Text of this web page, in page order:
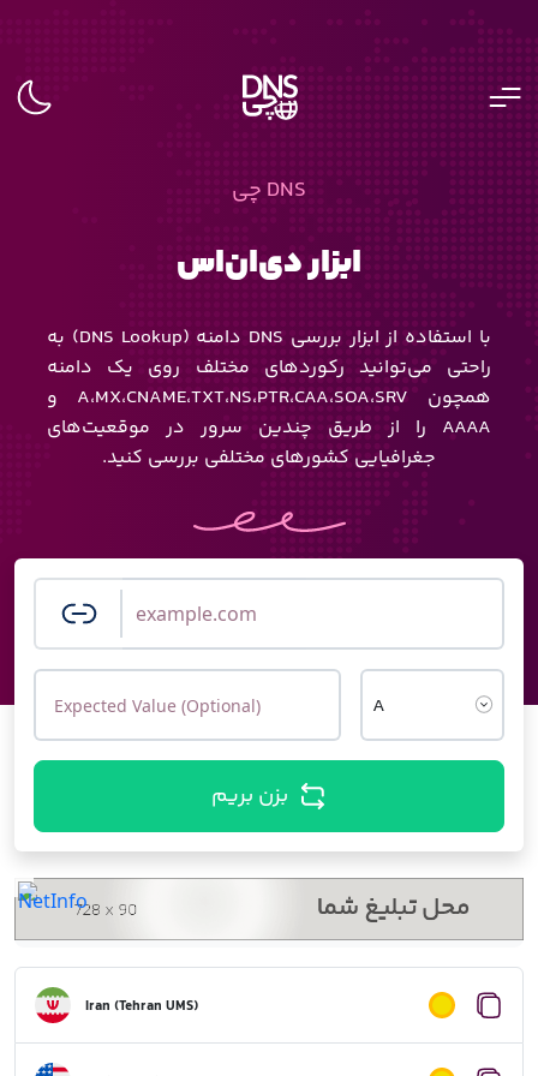
DNS چی
ابزار دی‌ان‌اس
با استفاده از ابزار بررسی DNS دامنه (DNS Lookup) به
راحتی می‌توانید رکوردهای مختلف روی یک دامنه
همچون A،MX،CNAME،TXT،NS،PTR،CAA،SOA،SRV و
AAAA را از طریق چندین سرور در موقعیت‌های
جغرافیایی کشورهای مختلفی بررسی کنید.
بزن بریم
Iran (Tehran UMS)